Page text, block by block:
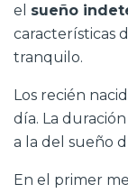
el sueño
características
tranquilo.
Los recién
día. La
a la del sueño
En el primer